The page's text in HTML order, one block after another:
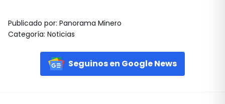
Publicado por: Panorama Minero
Categoría: Noticias
Seguinos en Google News